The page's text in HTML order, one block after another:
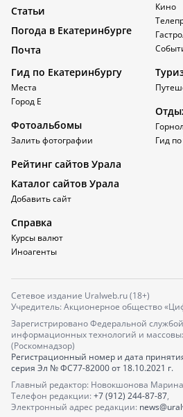
Статьи
Погода в Екатеринбурге
Почта
Кино
Гид по Екатеринбургу
Места
Город Е
Фотоальбомы
Залить фотографии
Гид
Рейтинг сайтов Урала
Каталог сайтов Урала
Добавить сайт
Справка
Курсы валют
Иноагенты
Сетевое издание Uralweb.ru (18+)
Учредитель: Акционерное общество
Зарегистрировано Федеральной
информационных технологий и
(Роскомнадзор)
Регистрационный номер и дата
серия Эл № ФС77-82000от 18.10.2021 г.
Главный редактор: Новокшонова
Телефон редакции: +7 (912) 244-87-87,
Электронный адрес редакции: